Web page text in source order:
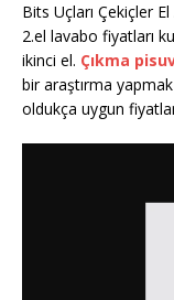
Bits Uçları Çekiçler
2.el lavabo fiyatları
ikinci el. Çıkma
bir araştırma
oldukça uygun